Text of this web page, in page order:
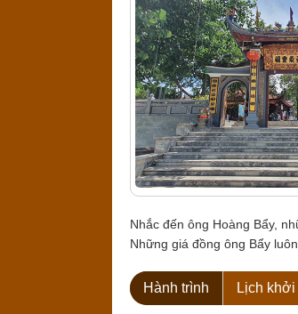
Nhắc đến ông Hoàng Bẩy,
Những giá đồng ông Bẩy
Hành trình Lịch khởi